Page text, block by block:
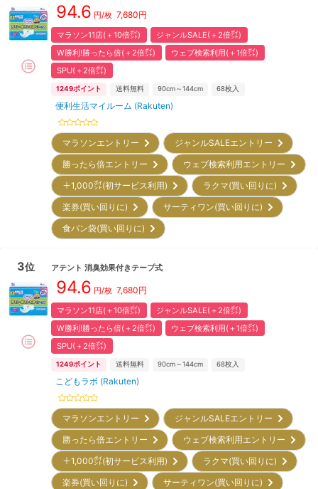
94.6 円/枚 7,680円
マラソン11店(＋10倍㌽)
ジャンルSALE(＋2倍㌽)
W勝利!勝ったら倍(＋2倍㌽)
ウェブ検索利用(＋1倍㌽)
SPU(＋2倍㌽)
1249ポイント 送料無料 90cm～144cm 68枚入
便利生活マイルーム (Rakuten)
マラソンエントリー
ジャンルSALEエントリー
勝ったら倍エントリー
ウェブ検索利用エントリー
＋1,000㌽(初サービス利用)
ラクマ(買い回りに)
楽券(買い回りに)
サーティワン(買い回りに)
食パン袋(買い回りに)
3位 アテント 消臭効果付きテープ式
94.6 円/枚 7,680円
マラソン11店(＋10倍㌽)
ジャンルSALE(＋2倍㌽)
W勝利!勝ったら倍(＋2倍㌽)
ウェブ検索利用(＋1倍㌽)
SPU(＋2倍㌽)
1249ポイント 送料無料 90cm～144cm 68枚入
こどもラボ (Rakuten)
マラソンエントリー
ジャンルSALEエントリー
勝ったら倍エントリー
ウェブ検索利用エントリー
＋1,000㌽(初サービス利用)
ラクマ(買い回りに)
楽券(買い回りに)
サーティワン(買い回りに)